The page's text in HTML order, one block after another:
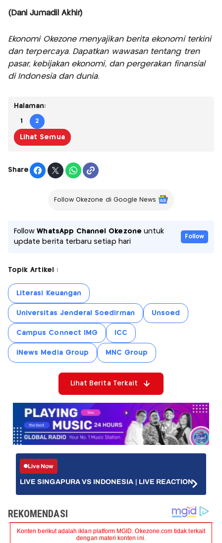
(Dani Jumadil Akhir)
Ekonomi Okezone menyajikan berita ekonomi terkini
dan terpercaya. Dapatkan wawasan tentang tren
pasar, kebijakan ekonomi, dan pergerakan finansial
di Indonesia dan dunia.
Halaman:
1 2
Lihat Semua
Share
Follow Okezone di Google News
FollowWhatsApp Channel Okezone untuk
update berita terbaru setiap hari
Follow
Topik Artikel :
Literasi Keuangan
Universitas Jenderal Soedirman Unsoed
Campus Connect IMG ICC
iNews Media Group MNC Group
Lihat Berita Terkait
Live Now
LIVE SINGAPURA VS INDONESIA | LIVE REACTION